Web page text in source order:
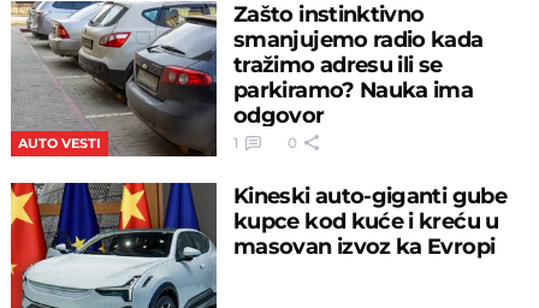
AUTO VESTI
Zašto instinktivno
smanjujemo radio kada
tražimo adresu ili se
parkiramo? Nauka ima
odgovor
1 0
Kineski auto-giganti gube
kupce kod kuće i kreću u
masovan izvoz ka Evropi